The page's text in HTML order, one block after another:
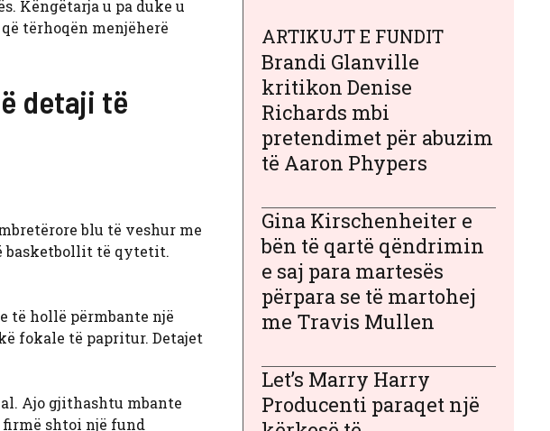
Këngëtarja u pa duke u
tërhoqën menjëherë
detaji të
blu të veshur me
basketbollit të qytetit.
të hollë përmbante një
fokale të papritur. Detajet
Ajo gjithashtu mbante
firmë shtoi një fund
ARTIKUJT E FUNDIT
Brandi Glanville
kritikon Denise
Richards mbi
pretendimet për abuzim
të Aaron Phypers
Gina Kirschenheiter e
bën të qartë qëndrimin
e saj para martesës
përpara se të martohej
me Travis Mullen
Let’s Marry Harry
Producenti paraqet një